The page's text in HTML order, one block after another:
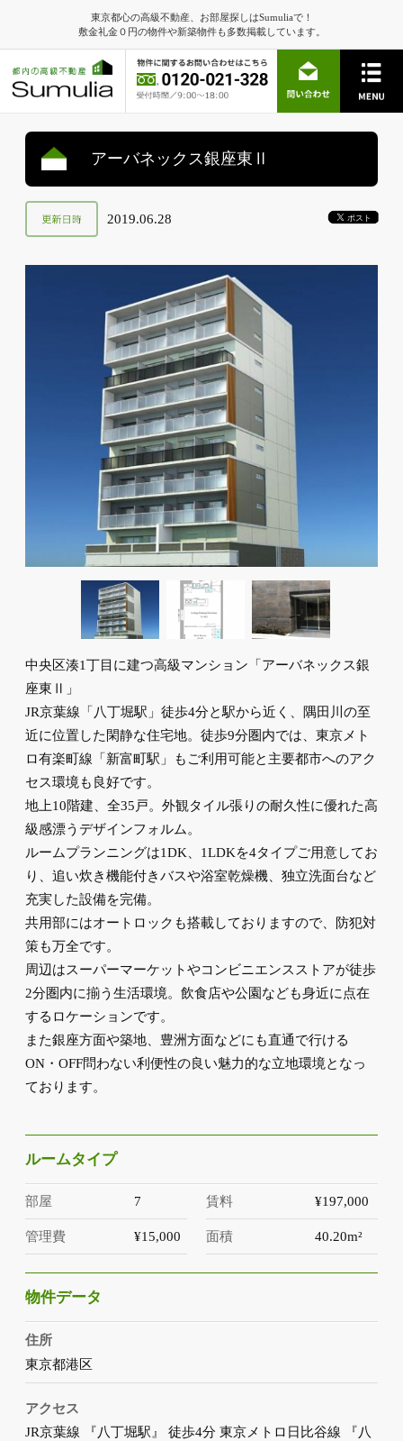
東京都心の高級不動産、お部屋探しはSumuliaで！
敷金礼金０円の物件や新築物件も多数掲載しています。
アーバネックス銀座東Ⅱ
2019.06.28
中央区湊1丁目に建つ高級マンション「アーバネックス銀
座東Ⅱ」
JR京葉線「八丁堀駅」徒歩4分と駅から近く、隅田川の至
近に位置した閑静な住宅地。徒歩9分圏内では、東京メト
ロ有楽町線「新富町駅」もご利用可能と主要都市へのアク
セス環境も良好です。
地上10階建、全35戸。外観タイル張りの耐久性に優れた高
級感漂うデザインフォルム。
ルームプランニングは1DK、1LDKを4タイプご用意してお
り、追い炊き機能付きバスや浴室乾燥機、独立洗面台など
充実した設備を完備。
共用部にはオートロックも搭載しておりますので、防犯対
策も万全です。
周辺はスーパーマーケットやコンビニエンスストアが徒歩
2分圏内に揃う生活環境。飲食店や公園なども身近に点在
するロケーションです。
また銀座方面や築地、豊洲方面などにも直通で行ける
ON・OFF問わない利便性の良い魅力的な立地環境となっ
ております。
ルームタイプ
部屋 7 賃料 ¥197,000
管理費 ¥15,000 面積 40.20m²
物件データ
住所
東京都港区
アクセス
JR京葉線 『八丁堀駅』 徒歩4分 東京メトロ日比谷線 『八